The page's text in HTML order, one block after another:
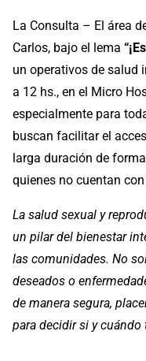
La Consulta – El área
Carlos, bajo el lema
un operativos de salud
a 12 hs., en el Micro
especialmente para
buscan facilitar el
larga duración de
quienes no cuentan
La salud sexual y
un pilar del bienestar
las comunidades. No
deseados o
de manera segura,
para decidir si y cuándo